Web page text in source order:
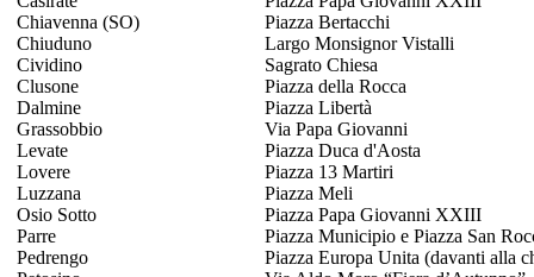
Chiavenna (SO)
Piazza Bertacchi
Chiuduno
Largo Monsignor Vistalli
Cividino
Sagrato Chiesa
Clusone
Piazza della Rocca
Dalmine
Piazza Libertà
Grassobbio
Via Papa Giovanni
Levate
Piazza Duca d'Aosta
Lovere
Piazza 13 Martiri
Luzzana
Piazza Meli
Osio Sotto
Piazza Papa Giovanni XXIII
Parre
Piazza Municipio e Piazza San
Pedrengo
Piazza Europa Unita (davanti alla